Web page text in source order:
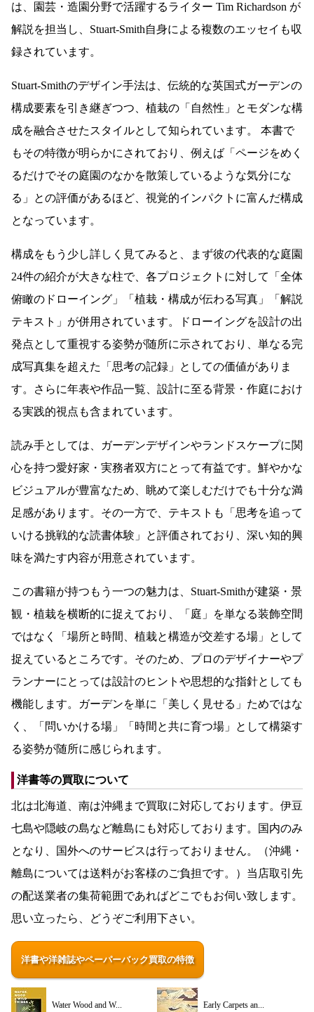
は、園芸・造園分野で活躍するライター Tim Richardson が
解説を担当し、Stuart-Smith自身による複数のエッセイも収
録されています。
Stuart-Smithのデザイン手法は、伝統的な英国式ガーデンの
構成要素を引き継ぎつつ、植栽の「自然性」とモダンな構
成を融合させたスタイルとして知られています。 本書で
もその特徴が明らかにされており、例えば「ページをめく
るだけでその庭園のなかを散策しているような気分にな
る」との評価があるほど、視覚的インパクトに富んだ構成
となっています。
構成をもう少し詳しく見てみると、まず彼の代表的な庭園
24件の紹介が大きな柱で、各プロジェクトに対して「全体
俯瞰のドローイング」「植栽・構成が伝わる写真」「解説
テキスト」が併用されています。ドローイングを設計の出
発点として重視する姿勢が随所に示されており、単なる完
成写真集を超えた「思考の記録」としての価値がありま
す。さらに年表や作品一覧、設計に至る背景・作庭におけ
る実践的視点も含まれています。
読み手としては、ガーデンデザインやランドスケープに関
心を持つ愛好家・実務者双方にとって有益です。鮮やかな
ビジュアルが豊富なため、眺めて楽しむだけでも十分な満
足感があります。その一方で、テキストも「思考を追って
いける挑戦的な読書体験」と評価されており、深い知的興
味を満たす内容が用意されています。
この書籍が持つもう一つの魅力は、Stuart-Smithが建築・景
観・植栽を横断的に捉えており、「庭」を単なる装飾空間
ではなく「場所と時間、植栽と構造が交差する場」として
捉えているところです。そのため、プロのデザイナーやプ
ランナーにとっては設計のヒントや思想的な指針としても
機能します。ガーデンを単に「美しく見せる」ためではな
く、「問いかける場」「時間と共に育つ場」として構築す
る姿勢が随所に感じられます。
洋書等の買取について
北は北海道、南は沖縄まで買取に対応しております。伊豆
七島や隠岐の島など離島にも対応しております。国内のみ
となり、国外へのサービスは行っておりません。（沖縄・
離島については送料がお客様のご負担です。）当店取引先
の配送業者の集荷範囲であればどこでもお伺い致します。
思い立ったら、どうぞご利用下さい。
洋書や洋雑誌やペーパーバック買取の特徴
Water Wood and W... Early Carpets an...